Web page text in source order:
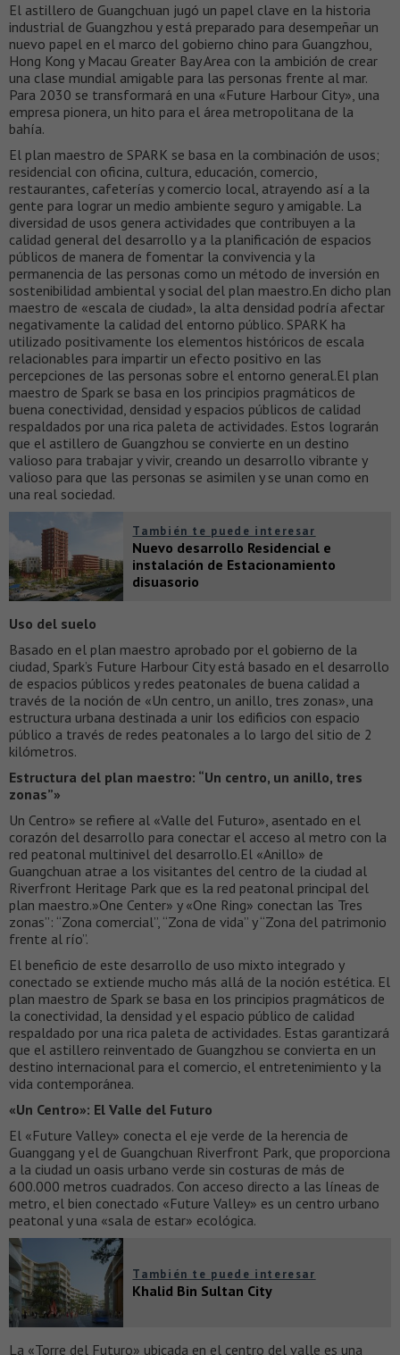
El astillero de Guangchuan jugó un papel clave en la historia
industrial de Guangzhou y está preparado para desempeñar un
nuevo papel en el marco del gobierno chino para Guangzhou,
Hong Kong y Macau Greater Bay Area con la ambición de crear
una clase mundial amigable para las personas frente al mar.
Para 2030 se transformará en una «Future Harbour City», una
empresa pionera, un hito para el área metropolitana de la
bahía.
El plan maestro de SPARK se basa en la combinación de usos;
residencial con oficina, cultura, educación, comercio,
restaurantes, cafeterías y comercio local, atrayendo así a la
gente para lograr un medio ambiente seguro y amigable. La
diversidad de usos genera actividades que contribuyen a la
calidad general del desarrollo y a la planificación de espacios
públicos de manera de fomentar la convivencia y la
permanencia de las personas como un método de inversión en
sostenibilidad ambiental y social del plan maestro.En dicho plan
maestro de «escala de ciudad», la alta densidad podría afectar
negativamente la calidad del entorno público. SPARK ha
utilizado positivamente los elementos históricos de escala
relacionables para impartir un efecto positivo en las
percepciones de las personas sobre el entorno general.El plan
maestro de Spark se basa en los principios pragmáticos de
buena conectividad, densidad y espacios públicos de calidad
respaldados por una rica paleta de actividades. Estos lograrán
que el astillero de Guangzhou se convierte en un destino
valioso para trabajar y vivir, creando un desarrollo vibrante y
valioso para que las personas se asimilen y se unan como en
una real sociedad.
También te puede interesar
Nuevo desarrollo Residencial e
instalación de Estacionamiento
disuasorio
Uso del suelo
Basado en el plan maestro aprobado por el gobierno de la
ciudad, Spark’s Future Harbour City está basado en el desarrollo
de espacios públicos y redes peatonales de buena calidad a
través de la noción de «Un centro, un anillo, tres zonas», una
estructura urbana destinada a unir los edificios con espacio
público a través de redes peatonales a lo largo del sitio de 2
kilómetros.
Estructura del plan maestro: “Un centro, un anillo, tres
zonas”»
Un Centro» se refiere al «Valle del Futuro», asentado en el
corazón del desarrollo para conectar el acceso al metro con la
red peatonal multinivel del desarrollo.El «Anillo» de
Guangchuan atrae a los visitantes del centro de la ciudad al
Riverfront Heritage Park que es la red peatonal principal del
plan maestro.»One Center» y «One Ring» conectan las Tres
zonas”: “Zona comercial”, “Zona de vida” y “Zona del patrimonio
frente al río”.
El beneficio de este desarrollo de uso mixto integrado y
conectado se extiende mucho más allá de la noción estética. El
plan maestro de Spark se basa en los principios pragmáticos de
la conectividad, la densidad y el espacio público de calidad
respaldado por una rica paleta de actividades. Estas garantizará
que el astillero reinventado de Guangzhou se convierta en un
destino internacional para el comercio, el entretenimiento y la
vida contemporánea.
«Un Centro»: El Valle del Futuro
El «Future Valley» conecta el eje verde de la herencia de
Guanggang y el de Guangchuan Riverfront Park, que proporciona
a la ciudad un oasis urbano verde sin costuras de más de
600.000 metros cuadrados. Con acceso directo a las líneas de
metro, el bien conectado «Future Valley» es un centro urbano
peatonal y una «sala de estar» ecológica.
También te puede interesar
Khalid Bin Sultan City
La «Torre del Futuro» ubicada en el centro del valle es una